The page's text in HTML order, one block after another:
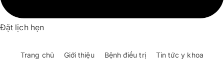
Đặt lịch hẹn
Trang chủ Giới thiệu Bệnh điều trị Tin tức y khoa